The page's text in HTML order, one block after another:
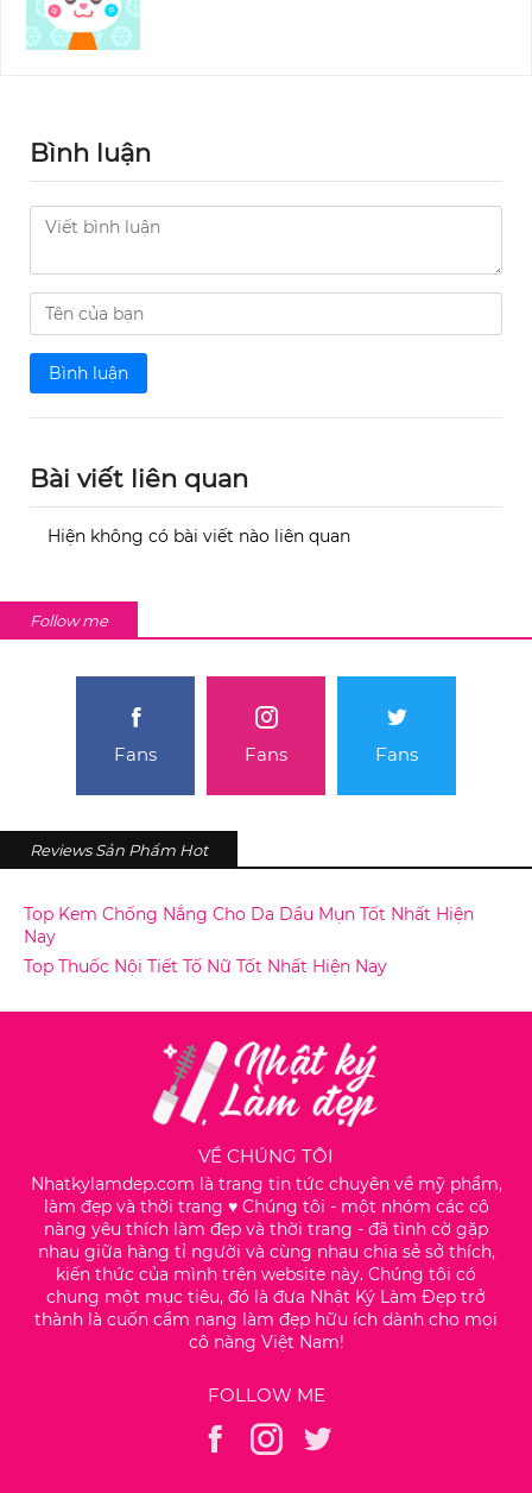
Bình luận
Bình luận
Bài viết liên quan
Hiện không có bài viết nào liên quan
Follow me
Fans Fans Fans
Reviews Sản Phẩm Hot
Top Kem Chống Nắng Cho Da Dầu Mụn Tốt Nhất Hiện
Nay
Top Thuốc Nội Tiết Tố Nữ Tốt Nhất Hiện Nay
VỀ CHÚNG TÔI
Nhatkylamdep.com là trang tin tức chuyên về mỹ phẩm,
làm đẹp và thời trang ♥️ Chúng tôi - một nhóm các cô
nàng yêu thích làm đẹp và thời trang - đã tình cờ gặp
nhau giữa hàng tỉ người và cùng nhau chia sẻ sở thích,
kiến thức của mình trên website này. Chúng tôi có
chung một mục tiêu, đó là đưa Nhật Ký Làm Đẹp trở
thành là cuốn cẩm nang làm đẹp hữu ích dành cho mọi
cô nàng Việt Nam!
FOLLOW ME